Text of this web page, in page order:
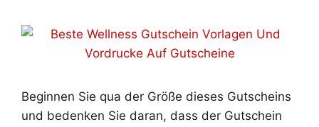
Beginnen Sie qua der Größe dieses Gutscheins
und bedenken Sie daran, dass der Gutschein